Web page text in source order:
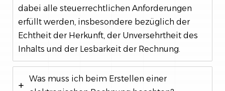
dabei alle steuerrechtlichen Anforderungen
erfüllt werden, insbesondere bezüglich der
Echtheit der Herkunft, der Unversehrtheit des
Inhalts und der Lesbarkeit der Rechnung.
Was muss ich beim Erstellen einer